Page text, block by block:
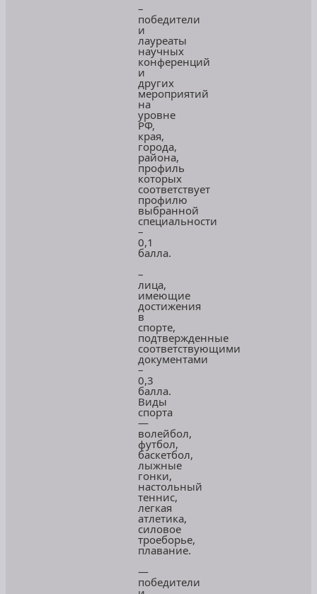
–
победители
и
лауреаты
научных
конференций
и
других
мероприятий
на
уровне
РФ,
края,
города,
района,
профиль
которых
соответствует
профилю
выбранной
специальности
–
0,1
балла.
–
лица,
имеющие
достижения
в
спорте,
подтвержденные
соответствующими
документами
–
0,3
балла.
Виды
спорта
—
волейбол,
футбол,
баскетбол,
лыжные
гонки,
настольный
теннис,
легкая
атлетика,
силовое
троеборье,
плавание.
—
победители